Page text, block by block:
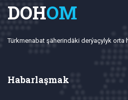
DOHOM
Türkmenabat şäherindäki derýaçylyk orta
Habarlaşmak